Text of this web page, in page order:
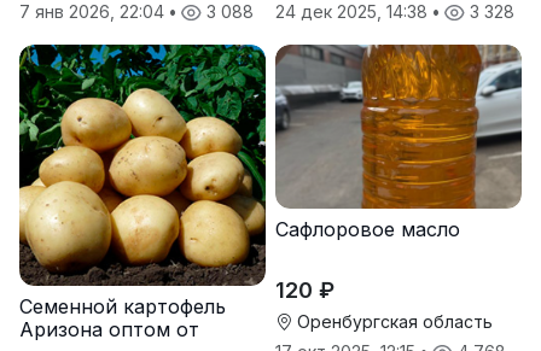
7 янв 2026, 22:04 • 3 088
24 дек 2025, 14:38 • 3 328
Семенной картофель
Аризона оптом от
Сафлоровое масло
120 ₽
Оренбургская область